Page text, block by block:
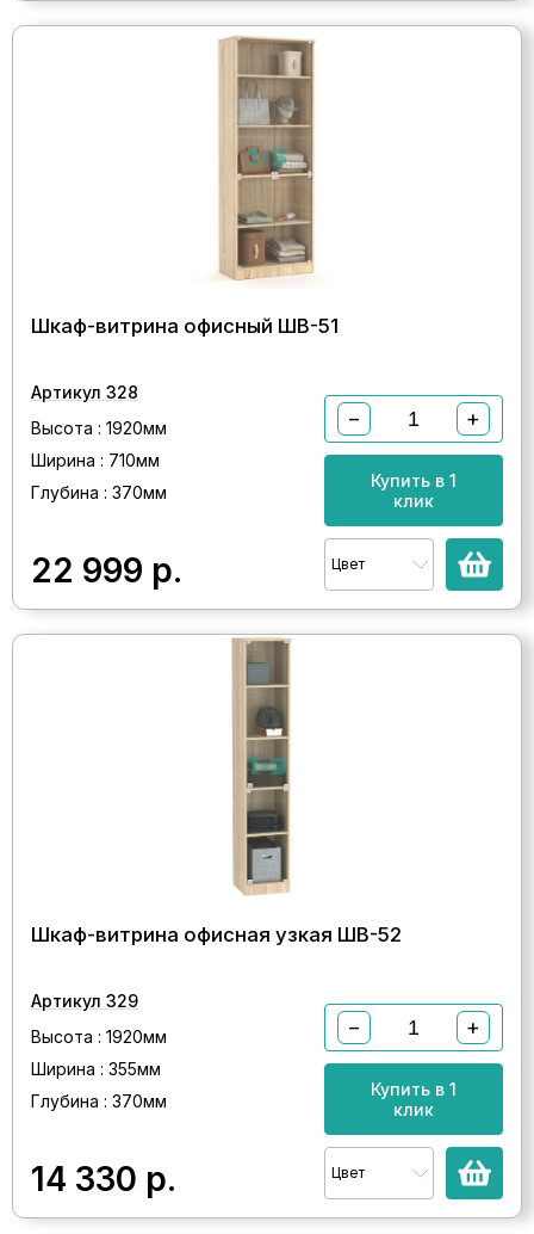
Шкаф-витрина офисный ШВ-51
Артикул 328
Высота : 1920мм
Ширина : 710мм
Глубина : 370мм
22 999 р.
− +
Купить в 1
клик
Цвет
Шкаф-витрина офисная узкая ШВ-52
Артикул 329
Высота : 1920мм
Ширина : 355мм
Глубина : 370мм
14 330 р.
− +
Купить в 1
клик
Цвет